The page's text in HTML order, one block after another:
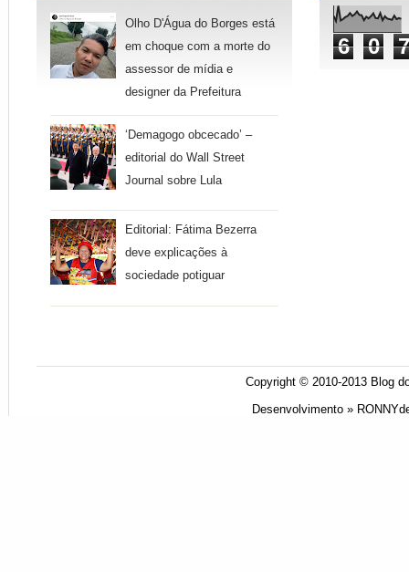
Olho D'Água do Borges está
em choque com a morte do
assessor de mídia e
designer da Prefeitura
‘Demagogo obcecado’ –
editorial do Wall Street
Journal sobre Lula
Editorial: Fátima Bezerra
deve explicações à
sociedade potiguar
6 0 7
Copyright © 2010-2013 Blog
Desenvolvimento »